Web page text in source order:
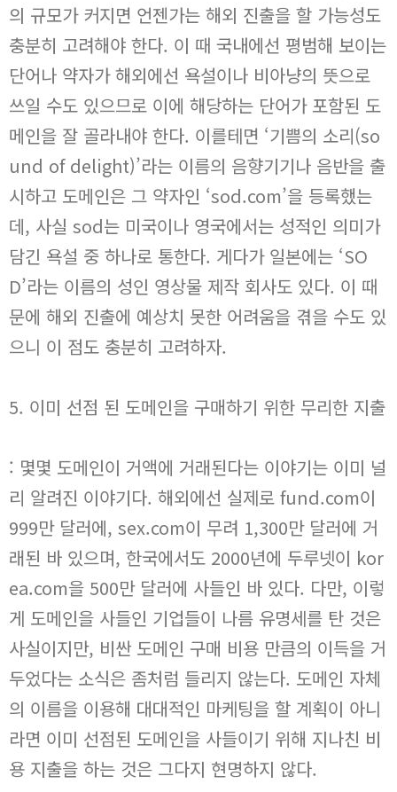
의 규모가 커지면 언젠가는 해외 진출을 할 가능성도
충분히 고려해야 한다. 이 때 국내에선 평범해 보이는
단어나 약자가 해외에선 욕설이나 비아냥의 뜻으로
쓰일 수도 있으므로 이에 해당하는 단어가 포함된 도
메인을 잘 골라내야 한다. 이를테면 ‘기쁨의 소리(so
und of delight)’라는 이름의 음향기기나 음반을 출
시하고 도메인은 그 약자인 ‘sod.com’을 등록했는
데, 사실 sod는 미국이나 영국에서는 성적인 의미가
담긴 욕설 중 하나로 통한다. 게다가 일본에는 ‘SO
D’라는 이름의 성인 영상물 제작 회사도 있다. 이 때
문에 해외 진출에 예상치 못한 어려움을 겪을 수도 있
으니 이 점도 충분히 고려하자.
5. 이미 선점 된 도메인을 구매하기 위한 무리한 지출
: 몇몇 도메인이 거액에 거래된다는 이야기는 이미 널
리 알려진 이야기다. 해외에선 실제로 fund.com이
999만 달러에, sex.com이 무려 1,300만 달러에 거
래된 바 있으며, 한국에서도 2000년에 두루넷이 kor
ea.com을 500만 달러에 사들인 바 있다. 다만, 이렇
게 도메인을 사들인 기업들이 나름 유명세를 탄 것은
사실이지만, 비싼 도메인 구매 비용 만큼의 이득을 거
두었다는 소식은 좀처럼 들리지 않는다. 도메인 자체
의 이름을 이용해 대대적인 마케팅을 할 계획이 아니
라면 이미 선점된 도메인을 사들이기 위해 지나친 비
용 지출을 하는 것은 그다지 현명하지 않다.